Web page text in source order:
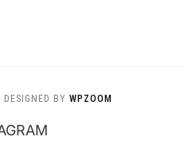
DESIGNED BY WPZOOM